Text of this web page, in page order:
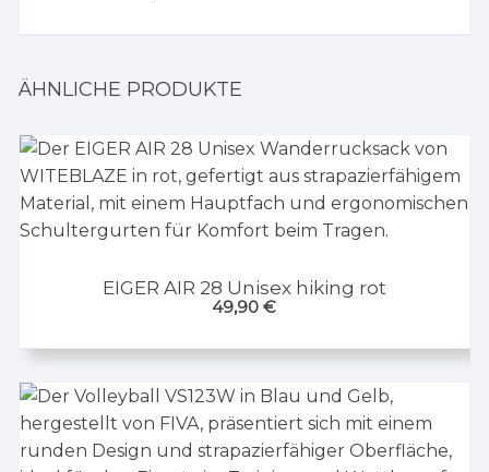
ÄHNLICHE PRODUKTE
EIGER AIR 28 Unisex hiking rot
49,90€